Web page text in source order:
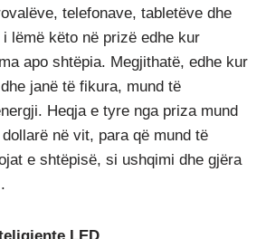
telefonave, tabletëve dhe
lëmë këto në prizë edhe kur
apo shtëpia. Megjithatë, edhe kur
janë të fikura, mund të
Heqja e tyre nga priza mund
në vit, para që mund të
e shtëpisë, si ushqimi dhe gjëra